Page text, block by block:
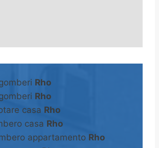
Rho
Rho
casa Rho
casa Rho
appartamento Rho